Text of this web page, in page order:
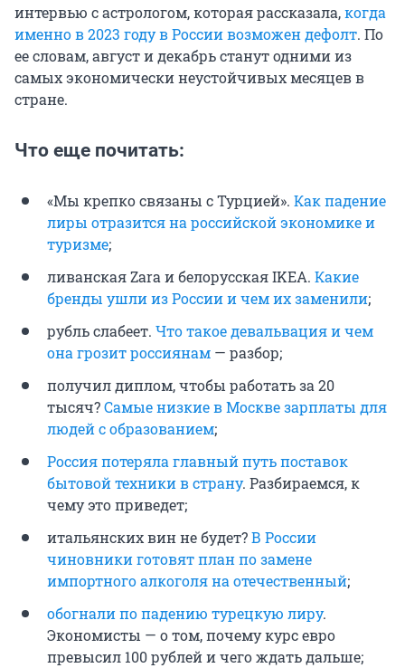
интервью с астрологом, которая рассказала,когда
именно в 2023 году в России возможен дефолт. По
ее словам, август и декабрь станут одними из
самых экономически неустойчивых месяцев в
стране.
Что еще почитать:
«Мы крепко связаны с Турцией». Как падение
лиры отразится на российской экономике и
туризме;
ливанская Zara и белорусская IKEA. Какие
бренды ушли из России и чем их заменили;
рубль слабеет. Что такое девальвация и чем
она грозит россиянам — разбор;
получил диплом, чтобы работать за 20
тысяч?Самые низкие в Москве зарплаты для
людей с образованием;
Россия потеряла главный путь поставок
бытовой техники в страну. Разбираемся, к
чему это приведет;
итальянских вин не будет?В России
чиновники готовят план по замене
импортного алкоголя на отечественный;
обогнали по падению турецкую лиру.
Экономисты — о том, почему курс евро
превысил 100 рублей и чего ждать дальше;